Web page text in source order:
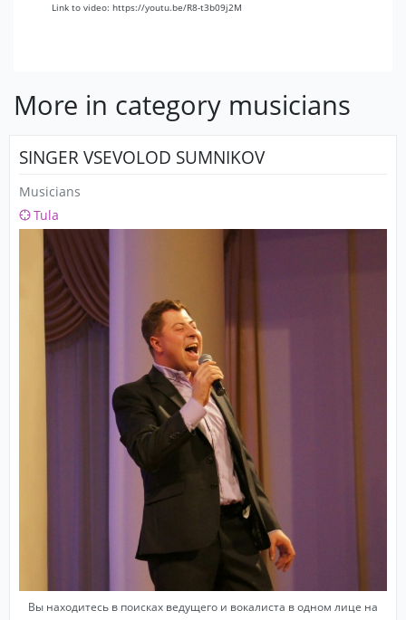
Link to video: https://youtu.be/R8-t3b09j2M
More in category musicians
SINGER VSEVOLOD SUMNIKOV
Musicians
Tula
Вы находитесь в поисках ведущего и вокалиста в одном лице на